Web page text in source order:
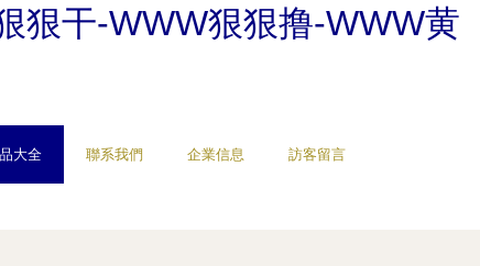
狠干-WWW狠狠撸-WWW黄
大全 聯系我們 企業信息 訪客留言